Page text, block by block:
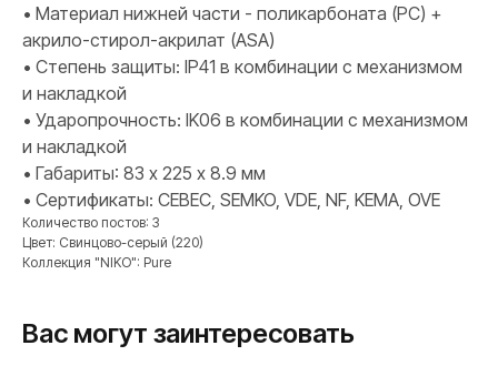
• Материал нижней части - поликарбоната (PC) +
акрило-стирол-акрилат (ASA)
• Степень защиты: IP41 в комбинации с механизмом
и накладкой
• Ударопрочность: IK06 в комбинации с механизмом
и накладкой
• Габариты: 83 х 225 х 8.9 мм
• Сертификаты: CEBEC, SEMKO, VDE, NF, KEMA, OVE
Количество постов: 3
Цвет: Свинцово-серый (220)
Коллекция "NIKO": Pure
Вас могут заинтересовать
Розетки и выключатели
Розетки и выключатели Rocker
Серия для улицы
Niko Home Control
Интернет-магазин